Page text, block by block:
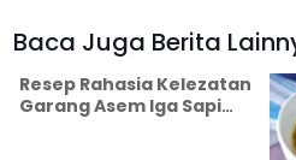
Baca Juga Berita
Resep Rahasia Kelezatan
Garang Asem Iga Sapi